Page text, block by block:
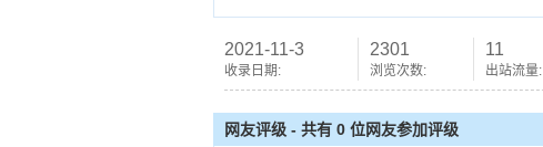
2021-11-3
收录日期:
2301
浏览次数:
11
出站流量:
网友评级 - 共有 0 位网友参加评级